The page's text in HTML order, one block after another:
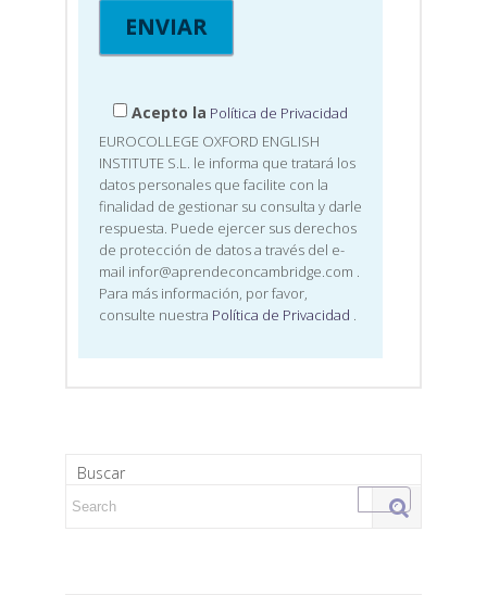
Acepto la Política de Privacidad
EUROCOLLEGE OXFORD ENGLISH
INSTITUTE S.L. le informa que tratará los
datos personales que facilite con la
finalidad de gestionar su consulta y darle
respuesta. Puede ejercer sus derechos
de protección de datos a través del e-
mail infor@aprendeconcambridge.com .
Para más información, por favor,
consulte nuestra Política de Privacidad .
Buscar